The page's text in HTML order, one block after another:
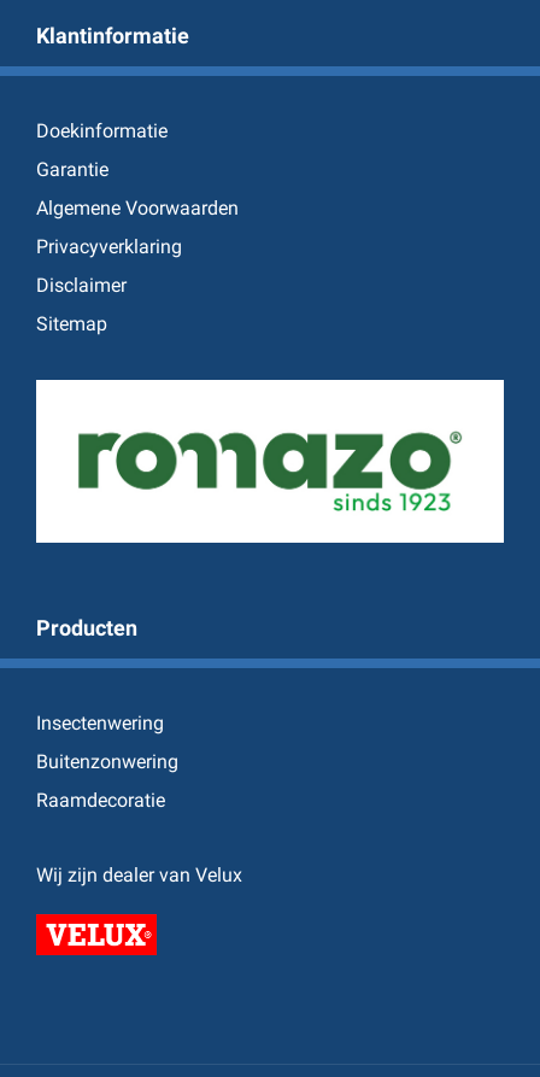
Klantinformatie
Doekinformatie
Garantie
Algemene Voorwaarden
Privacyverklaring
Disclaimer
Sitemap
Producten
Insectenwering
Buitenzonwering
Raamdecoratie
Wij zijn dealer van Velux